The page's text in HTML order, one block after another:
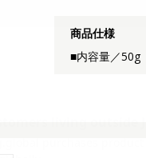
商品仕様
■内容量／50g